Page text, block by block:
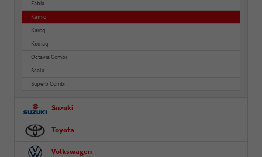
Fabia
Kamiq
Karoq
Kodiaq
Octavia Combi
Scala
Superb Combi
Suzuki
Toyota
Volkswagen